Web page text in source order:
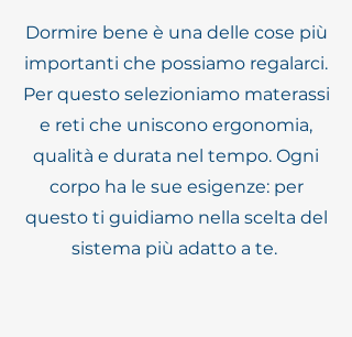
Dormire bene è una delle cose più
importanti che possiamo regalarci.
Per questo selezioniamo materassi
e reti che uniscono ergonomia,
qualità e durata nel tempo. Ogni
corpo ha le sue esigenze: per
questo ti guidiamo nella scelta del
sistema più adatto a te.